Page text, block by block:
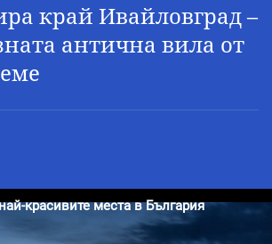
край Ивайловград –
антична вила от